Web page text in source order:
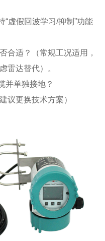
虚假回波学习/抑制”功能
合适？（常规工况适用，
雷达替代）。
并单独接地？
议更换技术方案）